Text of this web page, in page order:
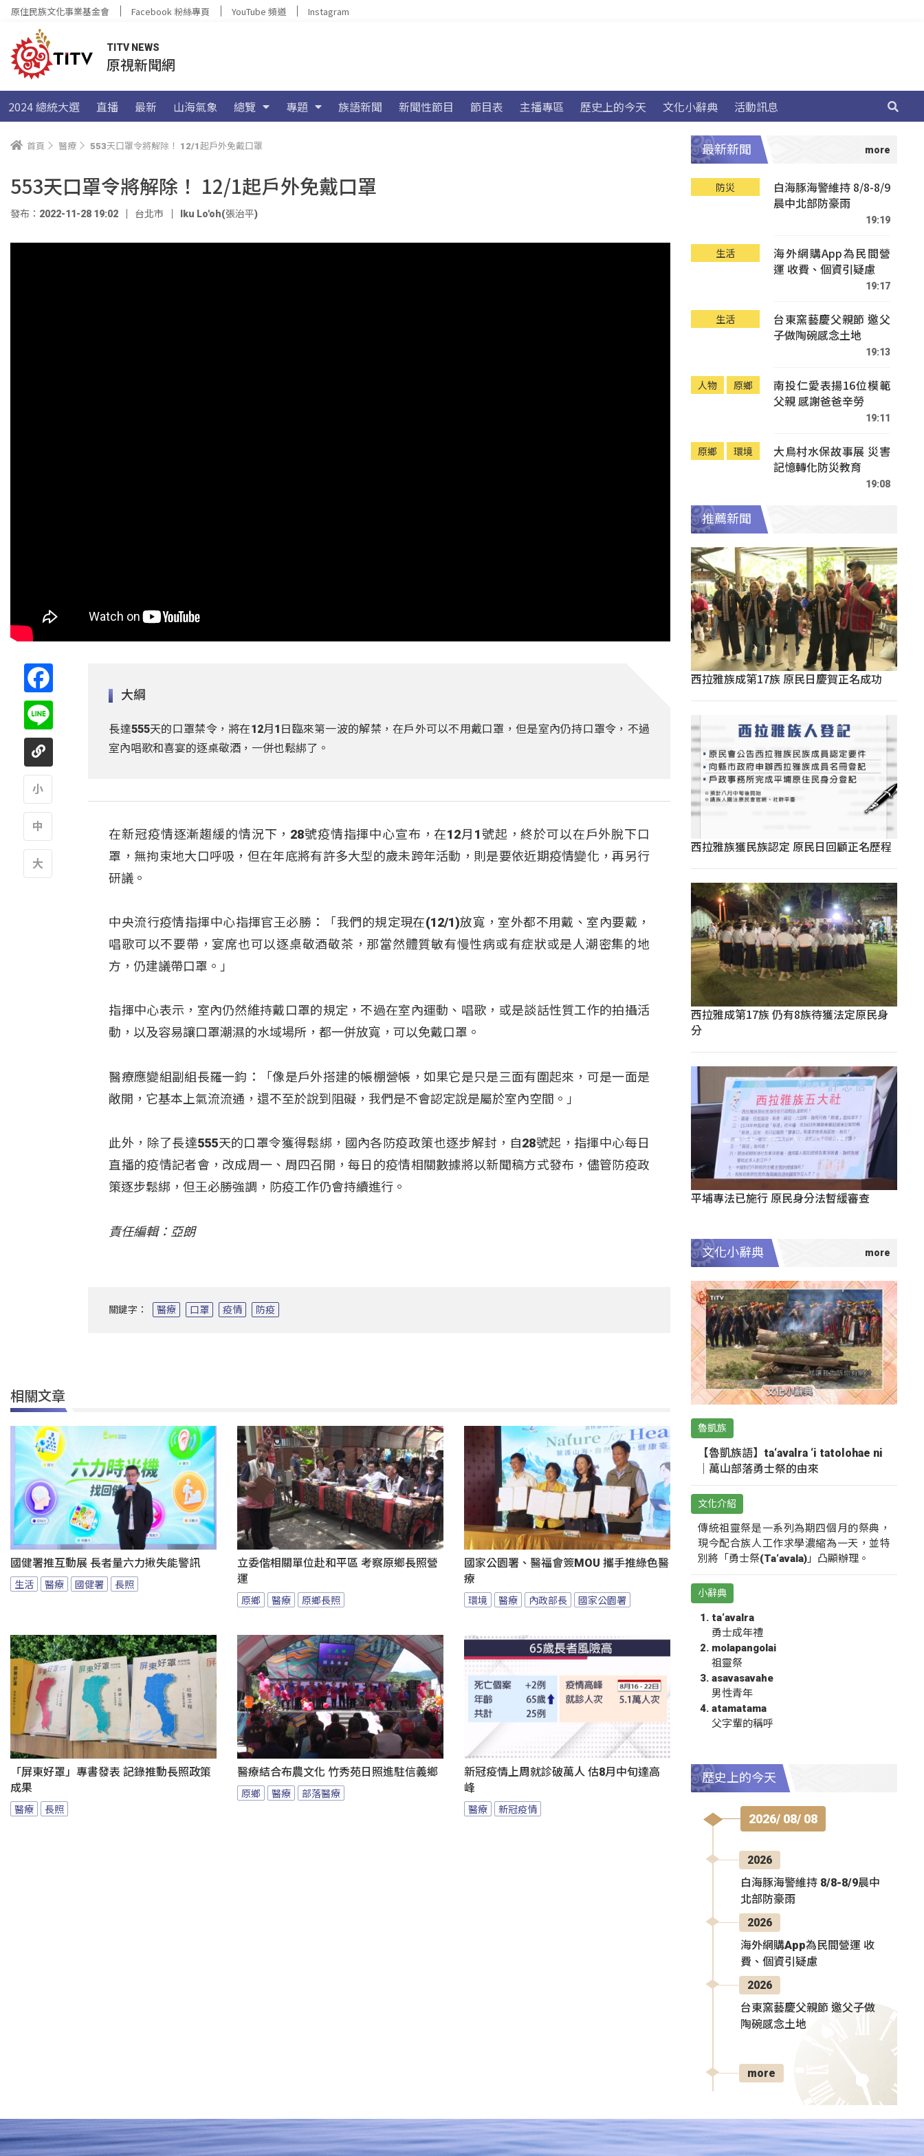
原住民族文化事業基金會 Facebook 粉絲專頁 YouTube 頻道 Instagram
TITV NEWS
原視新聞網
2024 總統大選 直播 最新 山海氣象 總覽 專題 族語新聞 新聞性節目 節目表 主播專區 歷史上的今天 文化小辭典 活動訊息
首頁 醫療 553天口罩令將解除！ 12/1起戶外免戴口罩
553天口罩令將解除！ 12/1起戶外免戴口罩
發布：2022-11-28 19:02 台北市 Iku Lo'oh(張治平)
大綱
長達555天的口罩禁令，將在12月1日臨來第一波的解禁，在戶外可以不用戴口罩，但是室內仍持口罩令，不過
室內唱歌和喜宴的逐桌敬酒，一併也鬆綁了。
在新冠疫情逐漸趨緩的情況下，28號疫情指揮中心宣布，在12月1號起，終於可以在戶外脫下口
罩，無拘束地大口呼吸，但在年底將有許多大型的歲未跨年活動，則是要依近期疫情變化，再另行
研議。
中央流行疫情指揮中心指揮官王必勝：「我們的規定現在(12/1)放寬，室外都不用戴、室內要戴，
唱歌可以不要帶，宴席也可以逐桌敬酒敬茶，那當然體質敏有慢性病或有症狀或是人潮密集的地
方，仍建議帶口罩。」
指揮中心表示，室內仍然維持戴口罩的規定，不過在室內運動、唱歌，或是談話性質工作的拍攝活
動，以及容易讓口罩潮濕的水域場所，都一併放寬，可以免戴口罩。
醫療應變組副組長羅一鈞：「像是戶外搭建的帳棚營帳，如果它是只是三面有圍起來，可是一面是
敞開，它基本上氣流流通，還不至於說到阻礙，我們是不會認定說是屬於室內空間。」
此外，除了長達555天的口罩令獲得鬆綁，國內各防疫政策也逐步解封，自28號起，指揮中心每日
直播的疫情記者會，改成周一、周四召開，每日的疫情相關數據將以新聞稿方式發布，儘管防疫政
策逐步鬆綁，但王必勝強調，防疫工作仍會持續進行。
責任編輯：亞朗
關鍵字： 醫療 口罩 疫情 防疫
相關文章
國健署推互動展 長者量六力揪失能警訊
生活 醫療 國健署 長照
立委偕相關單位赴和平區 考察原鄉長照營
運
原鄉 醫療 原鄉長照
國家公園署、醫福會簽MOU 攜手推綠色醫
療
環境 醫療 內政部長 國家公園署
「屏東好罩」專書發表 記錄推動長照政策
成果
醫療 長照
醫療結合布農文化 竹秀苑日照進駐信義鄉
原鄉 醫療 部落醫療
新冠疫情上周就診破萬人 估8月中旬達高
峰
醫療 新冠疫情
最新新聞
防災
白海豚海警維持 8/8-8/9
晨中北部防豪雨
19:19
生活
海外網購App為民間營
運 收費、個資引疑慮
19:17
生活
台東窯藝慶父親節 邀父
子做陶碗感念土地
19:13
人物 原鄉
南投仁愛表揚16位模範
父親 感謝爸爸辛勞
19:11
原鄉 環境
大鳥村水保故事展 災害
記憶轉化防災教育
19:08
推薦新聞
西拉雅族成第17族 原民日慶賀正名成功
西拉雅族獲民族認定 原民日回顧正名歷程
西拉雅成第17族 仍有8族待獲法定原民身
分
平埔專法已施行 原民身分法暫緩審查
文化小辭典
魯凱族
【魯凱族語】ta‘avalra ‘i tatolohae ni
｜萬山部落勇士祭的由來
文化介紹
傳統祖靈祭是一系列為期四個月的祭典，
現今配合族人工作求學濃縮為一天，並特
別將「勇士祭(Ta‘avala)」凸顯辦理。
小辭典
ta‘avalra
勇士成年禮
molapangolai
祖靈祭
asavasavahe
男性青年
atamatama
父字輩的稱呼
歷史上的今天
2026/ 08/ 08
2026
白海豚海警維持 8/8-8/9晨中
北部防豪雨
2026
海外網購App為民間營運 收
費、個資引疑慮
2026
台東窯藝慶父親節 邀父子做
陶碗感念土地
more